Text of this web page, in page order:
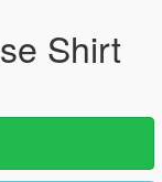
Shirt